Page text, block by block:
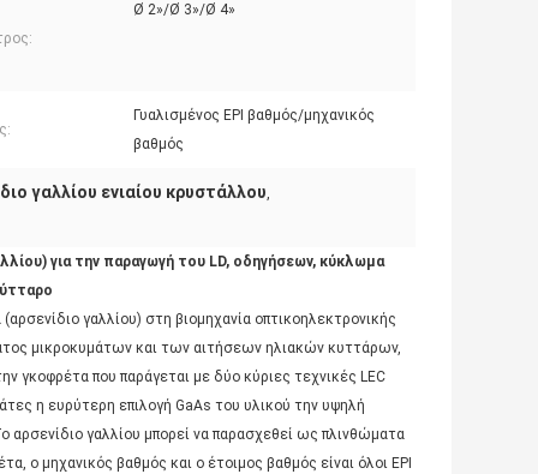
Ø 2»/Ø 3»/Ø 4»
Γυαλισμένος EPI βαθμός/μηχανικός
βαθμός
γαλλίου ενιαίου κρυστάλλου,
για την παραγωγή του LD, οδηγήσεων, κύκλωμα
γαλλίου) στη βιομηχανία οπτικοηλεκτρονικής
μικροκυμάτων και των αιτήσεων ηλιακών κυττάρων,
γκοφρέτα που παράγεται με δύο κύριες τεχνικές LEC
η ευρύτερη επιλογή GaAs του υλικού την υψηλή
αρσενίδιο γαλλίου μπορεί να παρασχεθεί ως πλινθώματα
ο μηχανικός βαθμός και ο έτοιμος βαθμός είναι όλοι EPI